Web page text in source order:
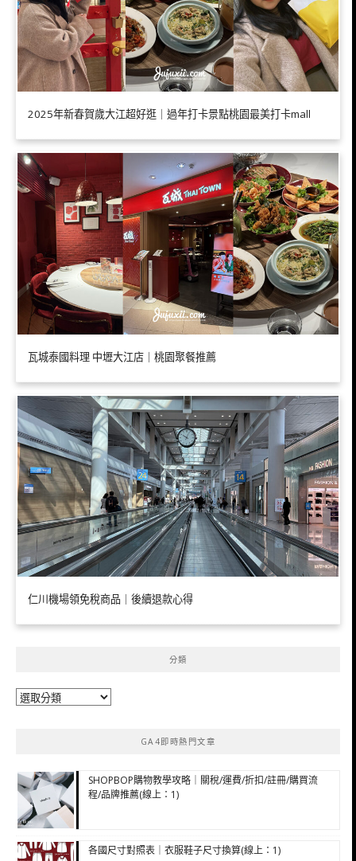
2025年新春賀歲大江超好逛｜過年打卡景點桃園最美打卡mall
瓦城泰國料理 中壢大江店｜桃園聚餐推薦
仁川機場領免稅商品｜後續退款心得
分類
分
GA4即時熱門文章
SHOPBOP購物教學攻略｜關稅/運費/折扣/註冊/購買流
程/品牌推薦(線上：1)
各國尺寸對照表｜衣服鞋子尺寸換算(線上：1)